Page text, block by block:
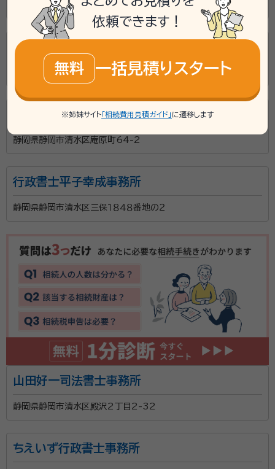
静岡県静岡市清水区堂林一丁目２番９号
大多和剛行政書士事務所
静岡県静岡市清水区月見町３番８号 バンテムビル１階
早瀬壯太郎司法書士事務所
静岡県静岡市清水区庵原町64-2
行政書士平子幸成事務所
静岡県静岡市清水区三保１８４８番地の２
山田好一司法書士事務所
静岡県静岡市清水区殿沢2丁目2-32
ちえいず行政書士事務所
依頼できます！
無料 一括見積りスタート
※姉妹サイト 「相続費用見積ガイド」 に遷移します